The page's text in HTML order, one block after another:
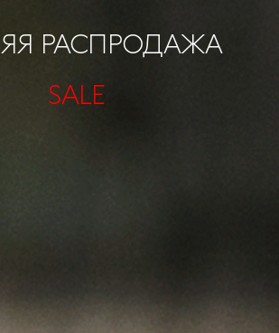
РАСПРОДАЖА
SALE